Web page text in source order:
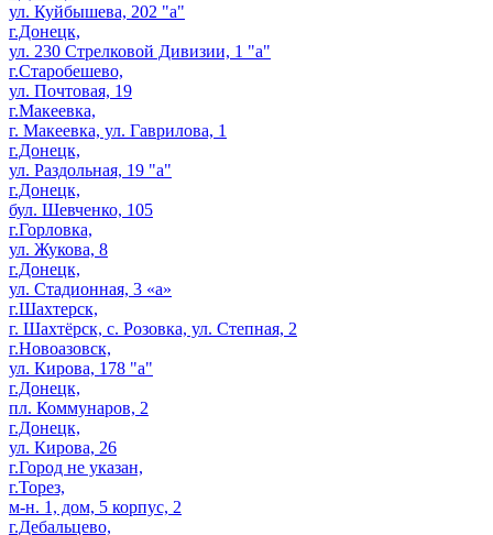
ул. Куйбышева, 202 "а"
г.Донецк,
ул. 230 Стрелковой Дивизии, 1 "а"
г.Старобешево,
ул. Почтовая, 19
г.Макеевка,
г. Макеевка, ул. Гаврилова, 1
г.Донецк,
ул. Раздольная, 19 "а"
г.Донецк,
бул. Шевченко, 105
г.Горловка,
ул. Жукова, 8
г.Донецк,
ул. Стадионная, 3 «а»
г.Шахтерск,
г. Шахтёрск, с. Розовка, ул. Степная, 2
г.Новоазовск,
ул. Кирова, 178 "а"
г.Донецк,
пл. Коммунаров, 2
г.Донецк,
ул. Кирова, 26
г.Город не указан,
г.Торез,
м-н. 1, дом, 5 корпус, 2
г.Дебальцево,